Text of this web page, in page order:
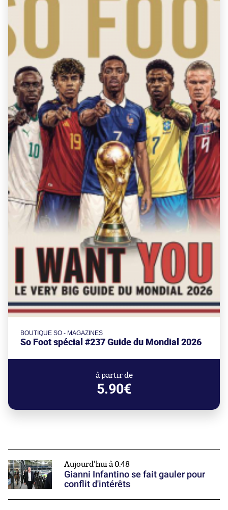
BOUTIQUE SO - MAGAZINES
So Foot spécial #237 Guide du Mondial 2026
à partir de
5.90€
Aujourd'hui à 0:48
Gianni Infantino se fait gauler pour
conflit d'intérêts